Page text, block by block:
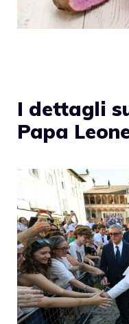
I dettagli
Papa